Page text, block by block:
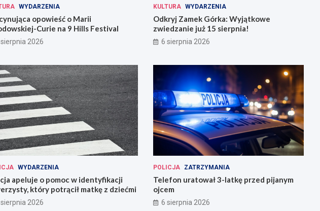
WYDARZENIA
opowieść o Marii
Curie na 9 Hills Festival
2026
KULTURA WYDARZENIA
Odkryj Zamek Górka: Wyjątkowe
zwiedzanie już 15 sierpnia!
6 sierpnia 2026
WYDARZENIA
apeluje o pomoc w identyfikacji
który potrącił matkę z dziećmi
2026
POLICJA ZATRZYMANIA
Telefon uratował 3-latkę przed pijanym
ojcem
6 sierpnia 2026